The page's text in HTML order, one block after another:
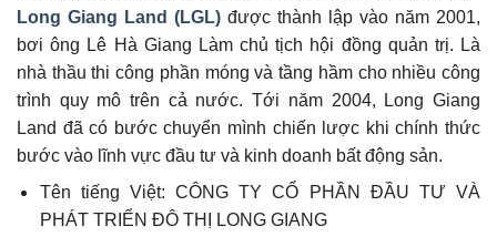
Long Giang Land (LGL) được thành lập vào năm 2001,
bơi ông Lê Hà Giang Làm chủ tịch hội đồng quản trị. Là
nhà thầu thi công phần móng và tầng hầm cho nhiều công
trình quy mô trên cả nước. Tới năm 2004, Long Giang
Land đã có bước chuyển mình chiến lược khi chính thức
bước vào lĩnh vực đầu tư và kinh doanh bất động sản.
Tên tiếng Việt: CÔNG TY CỔ PHẦN ĐẦU TƯ VÀ
PHÁT TRIỂN ĐÔ THỊ LONG GIANG